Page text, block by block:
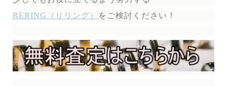
RERING（リリング）
を ご検討ください！